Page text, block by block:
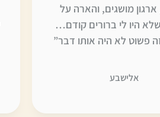
מושגים, והארה על
היו לי ברורים קודם…
פשוט לא היה אותו דבר”
ההשקעה והמסירות.
אלישבע